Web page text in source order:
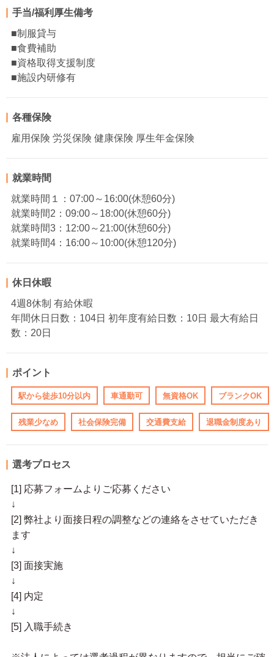
手当/福利厚生備考
■制服貸与
■食費補助
■資格取得支援制度
■施設内研修有
各種保険
雇用保険 労災保険 健康保険 厚生年金保険
就業時間
就業時間１：07:00～16:00(休憩60分)
就業時間2：09:00～18:00(休憩60分)
就業時間3：12:00～21:00(休憩60分)
就業時間4：16:00～10:00(休憩120分)
休日休暇
4週8休制 有給休暇
年間休日日数：104日 初年度有給日数：10日 最大有給日
数：20日
ポイント
駅から徒歩10分以内 車通勤可 無資格OK ブランクOK
残業少なめ 社会保険完備 交通費支給 退職金制度あり
選考プロセス
[1] 応募フォームよりご応募ください
↓
[2] 弊社より面接日程の調整などの連絡をさせていただき
ます
↓
[3] 面接実施
↓
[4] 内定
↓
[5] 入職手続き